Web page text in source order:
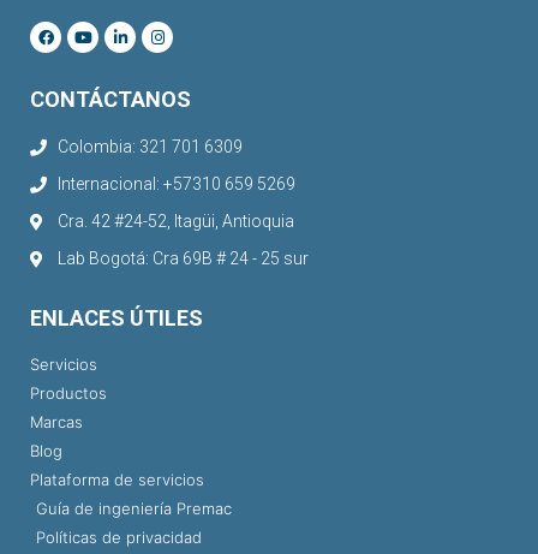
CONTÁCTANOS
Colombia: 321 701 6309
Internacional: +57310 659 5269
Cra. 42 #24-52, Itagüi, Antioquia
Lab Bogotá: Cra 69B # 24 - 25 sur
ENLACES ÚTILES
Servicios
Productos
Marcas
Blog
Plataforma de servicios
Guía de ingeniería Premac
Políticas de privacidad